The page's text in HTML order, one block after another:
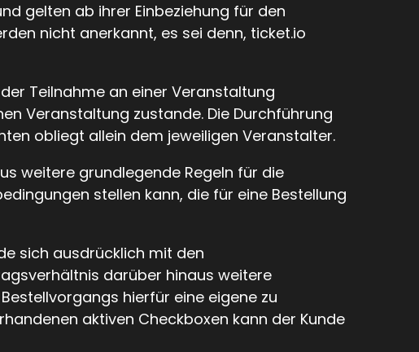
gelten ab ihrer Einbeziehung für den
nicht anerkannt, es sei denn, ticket.io
Teilnahme an einer Veranstaltung
Veranstaltung zustande. Die Durchführung
obliegt allein dem jeweiligen Veranstalter.
weitere grundlegende Regeln für die
stellen kann, die für eine Bestellung
sich ausdrücklich mit den
darüber hinaus weitere
hierfür eine eigene zu
aktiven Checkboxen kann der Kunde